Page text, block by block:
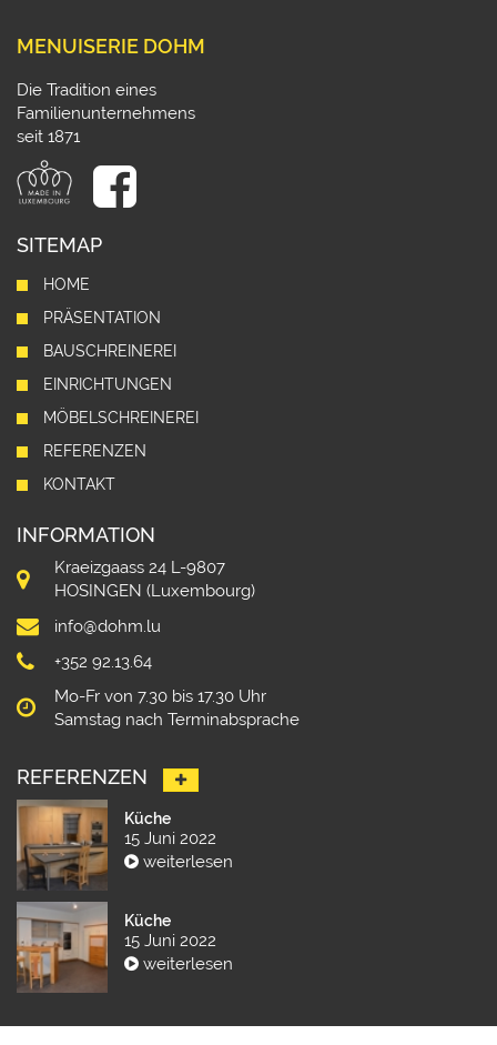
MENUISERIE DOHM
Die Tradition eines
Familienunternehmens
seit 1871
SITEMAP
HOME
PRÄSENTATION
BAUSCHREINEREI
EINRICHTUNGEN
MÖBELSCHREINEREI
REFERENZEN
KONTAKT
INFORMATION
Kraeizgaass 24 L-9807
HOSINGEN (Luxembourg)
info@dohm.lu
+352 92.13.64
Mo-Fr von 7.30 bis 17.30 Uhr
Samstag nach Terminabsprache
REFERENZEN
Küche
15 Juni 2022
weiterlesen
Küche
15 Juni 2022
weiterlesen